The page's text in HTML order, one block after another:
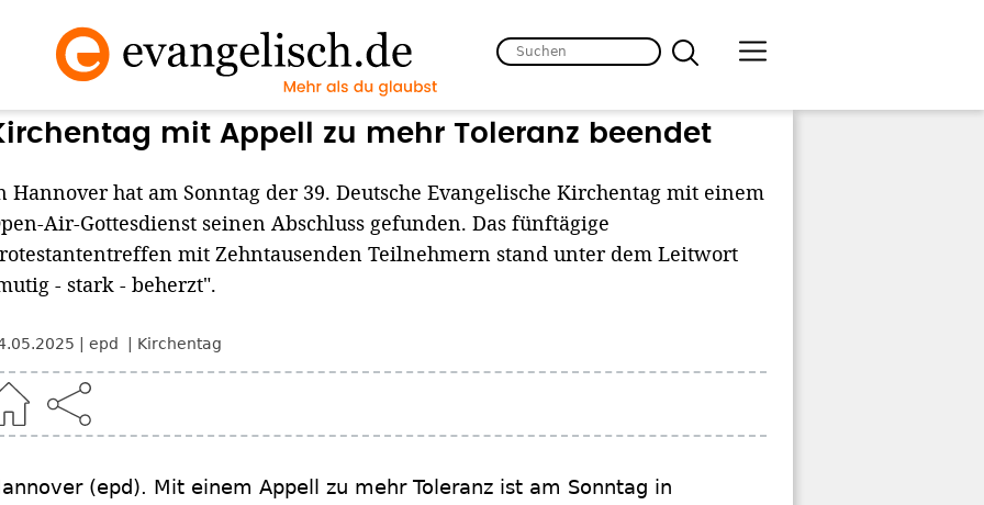
mit Appell zu mehr Toleranz beendet
Hannover hat am Sonntag der 39. Deutsche Evangelische Kirchentag mit einem
Air-Gottesdienst seinen Abschluss gefunden. Das fünftägige
mit Zehntausenden Teilnehmern stand unter dem Leitwort
- stark - beherzt".
epd Kirchentag
(epd). Mit einem Appell zu mehr Toleranz ist am Sonntag in